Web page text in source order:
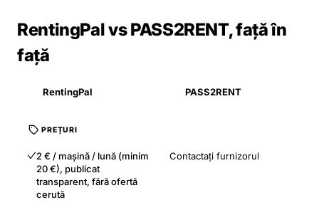
RentingPal vs PASS2RENT, față în
față
RentingPal PASS2RENT
PREȚURI
2 € / mașină / lună (minim
20 €), publicat
transparent, fără ofertă
cerută
Contactați furnizorul